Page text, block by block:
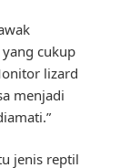
cukup
lizard
menjadi
jenis reptil